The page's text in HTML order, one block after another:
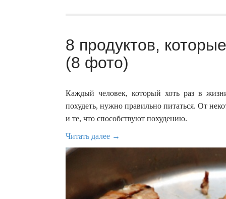
8 продуктов,
(8 фото)
Каждый человек, который хоть раз в
похудеть, нужно правильно питаться. От
и те, что способствуют похудению.
Читать далее →